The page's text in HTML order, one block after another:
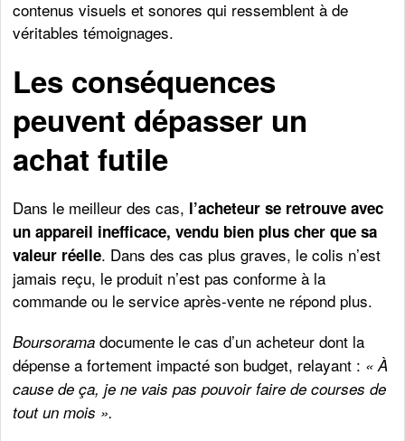
contenus visuels et sonores qui ressemblent à de
véritables témoignages.
Les conséquences
peuvent dépasser un
achat futile
Dans le meilleur des cas, l’acheteur se retrouve avec
un appareil inefficace, vendu bien plus cher que sa
valeur réelle. Dans des cas plus graves, le colis n’est
jamais reçu, le produit n’est pas conforme à la
commande ou le service après-vente ne répond plus.
Boursorama documente le cas d’un acheteur dont la
dépense a fortement impacté son budget, relayant : « À
cause de ça, je ne vais pas pouvoir faire de courses de
tout un mois ».